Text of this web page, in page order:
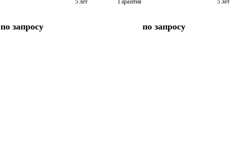
5 лет
по запросу
Гарантия 5 лет
по запросу